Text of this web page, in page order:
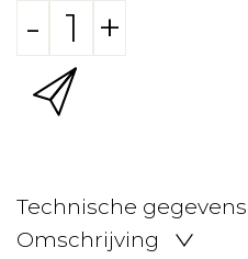
- +
Technische gegevens
Omschrijving